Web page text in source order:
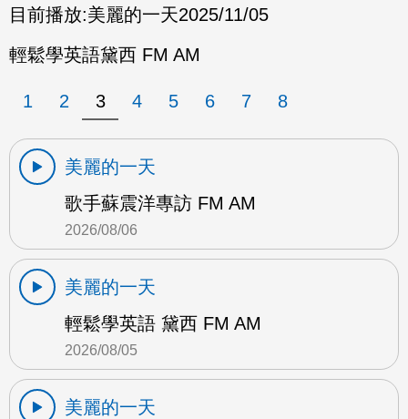
目前播放:美麗的一天2025/11/05
輕鬆學英語黛西 FM AM
1 2 3 4 5 6 7 8
美麗的一天
歌手蘇震洋專訪 FM AM
2026/08/06
美麗的一天
輕鬆學英語 黛西 FM AM
2026/08/05
美麗的一天